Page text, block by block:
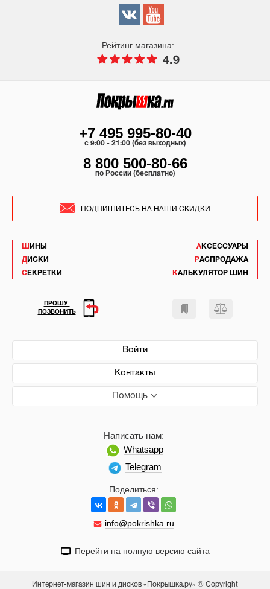
Рейтинг магазина:
4.9
ШИНЫ
ДИСКИ
СЕКРЕТКИ
АКСЕССУАРЫ
РАСПРОДАЖА
КАЛЬКУЛЯТОР ШИН
Войти
Контакты
Помощь
Поделиться:
info@pokrishka.ru
Написать нам:
Whatsapp
Telegram
+7 495 995-80-40
c 9:00 - 21:00 (без выходных)
8 800 500-80-66
по России (бесплатно)
ПОДПИШИТЕСЬ НА НАШИ СКИДКИ
ПРОШУ
ПОЗВОНИТЬ
Перейти на полную версию сайта
Интернет-магазин шин и дисков «Покрышка.ру» © Copyright